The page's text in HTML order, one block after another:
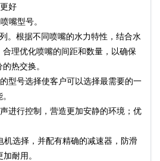
好
嘴型号。
。根据不同喷嘴的水力特性，结合水
理优化喷嘴的间距和数量，以确保
热交换。
型号选择使客户可以选择最需要的一
进行控制，营造更加安静的环境；优
机选择，并配有精确的减速器，防滑
耐用。